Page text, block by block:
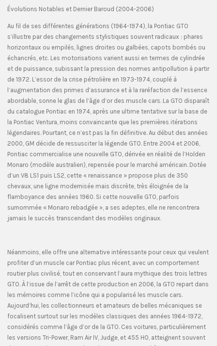
Évolutions Notables et Dernier Baroud (2004-2006)
Au fil de ses différentes générations (1964-1974), la Pontiac GTO
s’illustre par des changements stylistiques souvent radicaux : phares
horizontaux ou empilés, lignes droites ou galbées, capots bombés ou
échancrés, etc. Les motorisations varient aussi en termes de cylindrée
et de puissance, subissant la pression des normes antipollution à partir
de 1972. L’essor de la crise pétrolière en 1973-1974, couplé à
l’augmentation des primes d’assurance et à la raréfaction de l’essence
abordable, sonne le glas de l’âge d’or des muscle cars. La GTO disparaît
du catalogue Pontiac en 1974, après une ultime tentative sur la base de
la Pontiac Ventura, moins convaincante que les premières itérations
légendaires. Pourtant, ce n’est pas la fin définitive. Au début des années
2000, GM décide de ressusciter la légende GTO. Entre 2004 et 2006,
Pontiac commercialise une nouvelle GTO, dérivée en réalité de l’Holden
Monaro (modèle australien), repensée pour le marché américain. Dotée
d’un V8 LS1 puis LS2, cette « renaissance » propose plus de 350
chevaux, une ligne modernisée mais discrète, très éloignée de la
flamboyance des années 1960. Si cette nouvelle GTO, parfois
surnommée « Monaro rebadgée », a ses adeptes, elle ne rencontrera
jamais le succès transcendant des modèles originaux.
Néanmoins, elle offre une alternative intéressante pour ceux qui veulent
profiter d’un muscle car Pontiac plus récent, avec un comportement
routier plus civilisé, tout en conservant l’aura mythique des trois lettres
GTO. À l’issue de l’arrêt de cette production en 2006, la GTO repart dans
les mémoires comme l’icône qui a popularisé les muscle cars.
Aujourd’hui, les collectionneurs et amateurs de belles mécaniques se
focalisent surtout sur les modèles classiques des années 1964-1972,
considérés comme l’âge d’or de la GTO. Ces voitures, particulièrement
les versions Tri-Power, Ram Air IV, Judge, et 455 HO, atteignent souvent